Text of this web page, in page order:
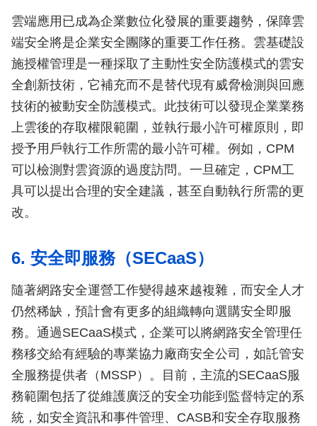
雲端應用已成為企業數位化發展的重要趨勢，保障雲
端安全將是企業安全團隊的重要工作任務。雲基礎設
施授權管理是一種採取了主動性安全防護模式的雲安
全創新技術，它補充而不是替代現有威脅檢測與回應
技術的被動安全防護模式。此技術可以發現企業業務
上雲後的存取權限範圍，並執行最小許可權原則，即
授予用戶執行工作所需的最小許可權。例如，CPM
可以檢測對雲資源的過度訪問。一旦確定，CPM工
具可以提出合理的安全建議，甚至自動執行所需的更
改。
6. 安全即服務（SECaaS）
隨著網路安全運營工作變得越來越複雜，而安全人才
仍然稀缺，預計會有更多的組織轉向選購安全即服
務。通過SECaaS模式，企業可以將網路安全管理任
務移交給有經驗的專業協力廠商安全公司，如託管安
全服務提供者（MSSP）。目前，主流的SECaaS服
務範圍包括了從維護廣泛的安全功能到監督特定的系
統，如安全資訊和事件管理、CASB和安全存取服務